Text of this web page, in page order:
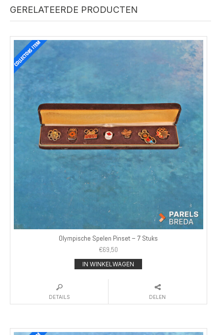
GERELATEERDE PRODUCTEN
Olympische Spelen Pinset – 7 Stuks
€69,50
IN WINKELWAGEN
DETAILS DELEN